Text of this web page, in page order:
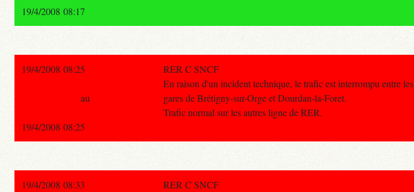
19/4/2008 08:17
19/4/2008 08:25
RER C SNCF
En raison d'un incident technique, le trafic est interrompu entre les
gares de Brétigny-sur-Orge et Dourdan-la-Foret.
Trafic normal sur les autres ligne de RER.
au
19/4/2008 08:25
19/4/2008 08:33
RER C SNCF